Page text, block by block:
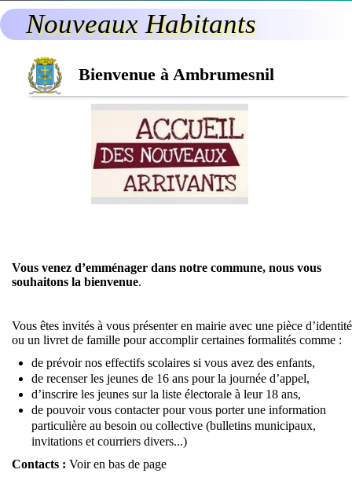
Nouveaux Habitants
Bienvenue à Ambrumesnil
Vous venez d’emménager dans notre commune, nous vous
souhaitons la bienvenue.
Vous êtes invités à vous présenter en mairie avec une pièce d’identité
ou un livret de famille pour accomplir certaines formalités comme :
de prévoir nos effectifs scolaires si vous avez des enfants,
de recenser les jeunes de 16 ans pour la journée d’appel,
d’inscrire les jeunes sur la liste électorale à leur 18 ans,
de pouvoir vous contacter pour vous porter une information
particulière au besoin ou collective (bulletins municipaux,
invitations et courriers divers...)
Contacts : Voir en bas de page